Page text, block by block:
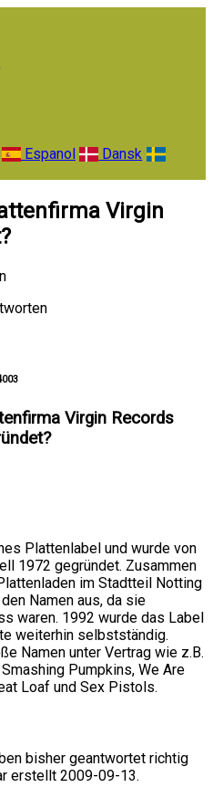
Espanol
Dansk
Virgin
Virgin Records
Plattenlabel und wurde von
1972 gegründet. Zusammen
im Stadtteil Notting
Namen aus, da sie
waren. 1992 wurde das Label
weiterhin selbstständig.
Namen unter Vertrag wie z.B.
Pumpkins, We Are
Loaf und Sex Pistols.
bisher geantwortet richtig
erstellt 2009-09-13.